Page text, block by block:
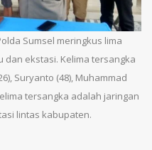
Sumsel meringkus lima
ekstasi. Kelima tersangka
Suryanto (48), Muhammad
tersangka adalah jaringan
lintas kabupaten.